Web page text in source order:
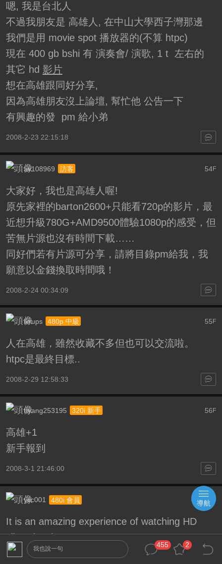
嗯, 我是台北人
不過我朋友是 高雄人, 在中山大學西子灣那邊
我們是用 movie spot 播放器的(不算 htpc)
現在 400 gb bshi 有 演奏會/ 演歌, 1 t 左右的
其它 hd 影片
想在高雄跟同好分享,
因為高雄朋友沒上論壇, 幫忙他 公告一下
有興趣的發 pm 給小弟
2008-2-23 22:15:18
54F
av108969 訪客
大家好，我也是高雄人喔!
原先家裡的barton2600+只能看720p的影片，最
近想升級780G+AMD9500體驗1080p的感受，但
苦無片源也沒有時間下載……
同好們若有片源可分享，請將目錄pm給我，我
願意以金錢換取時間哦！
2008-2-24 00:34:09
55 F
ikrups 480p 中級
人在高雄，雖然收藏不多但也可以交流啦。
htpc是最終目標..
2008-2-29 12:58:33
56 F
ttyang253195 320i 新手
高雄+1
新手報到
2008-3-1 21:46:00
57 F
ycc001 480i 會員
It is an amazing experience of watching HD
clips showing on my SONY LCD TV.
Nevertheless, it take a lot of effort because
我也說一句
455 2
導航